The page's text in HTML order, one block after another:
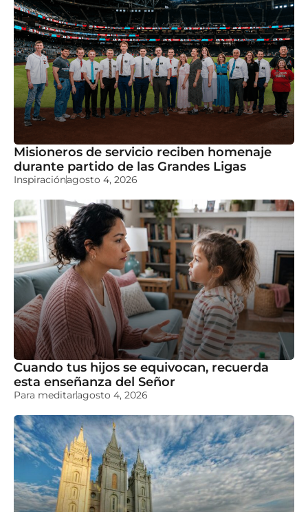
Misioneros de servicio reciben homenaje
durante partido de las Grandes Ligas
Inspiraciónagosto 4, 2026
Cuando tus hijos se equivocan, recuerda
esta enseñanza del Señor
Para meditaragosto 4, 2026